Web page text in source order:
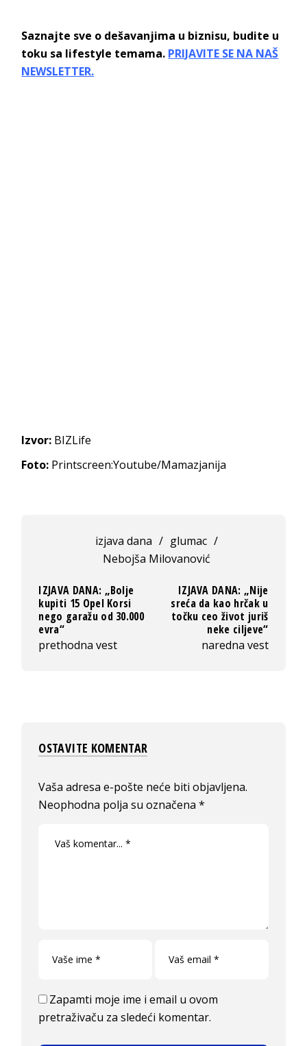
Saznajte sve o dešavanjima u biznisu, budite u
toku sa lifestyle temama. PRIJAVITE SE NA NAŠ
NEWSLETTER.
Izvor: BIZLife
Foto: Printscreen:Youtube/Mamazjanija
izjava dana / glumac /
Nebojša Milovanović
IZJAVA DANA: „Bolje
kupiti 15 Opel Korsi
nego garažu od 30.000
evra“
prethodna vest
IZJAVA DANA: „Nije
sreća da kao hrčak u
točku ceo život juriš
neke ciljeve“
naredna vest
OSTAVITE KOMENTAR
Vaša adresa e-pošte neće biti objavljena.
Neophodna polja su označena*
Zapamti moje ime i email u ovom
pretraživaču za sledeći komentar.